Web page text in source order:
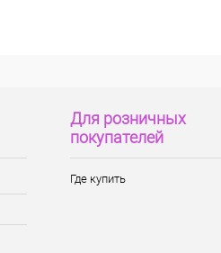
Для розничных
покупателей
Где купить